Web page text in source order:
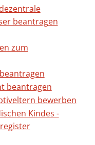
beantragen
zum
beantragen
bewerben
Kindes -